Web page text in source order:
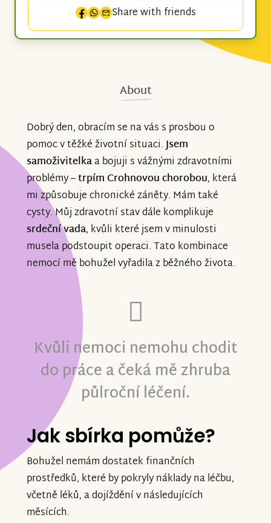
Share with friends
About
Dobrý den, obracím se na vás s prosbou o
pomoc v těžké životní situaci.Jsem
samoživitelkaa bojuji s vážnými zdravotními
problémy –trpím Crohnovou chorobou, která
mi způsobuje chronické záněty. Mám také
cysty. Můj zdravotní stav dále komplikuje
srdeční vada, kvůli které jsem v minulosti
musela podstoupit operaci. Tato kombinace
nemocí mě bohužel vyřadila z běžného života.
Kvůli nemoci nemohu chodit
do práce a čeká mě zhruba
půlroční léčení.
Jak sbírka pomůže?
Bohužel nemám dostatek finančních
prostředků, které by pokryly náklady na léčbu,
včetně léků, a dojíždění v následujících
měsících.